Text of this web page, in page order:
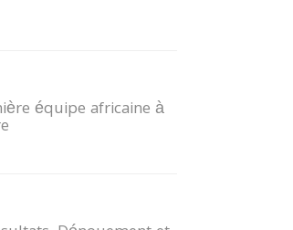
équipe africaine à